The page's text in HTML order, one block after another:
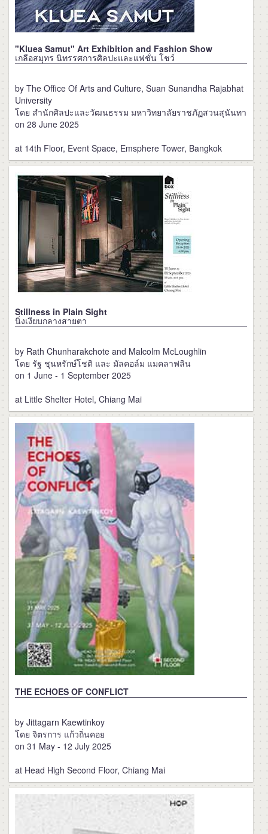
"Kluea Samut" Art Exhibition and Fashion Show
เกลือสมุทร นิทรรศการศิลปะและแฟชั่น โชว์
by The Office Of Arts and Culture, Suan Sunandha Rajabhat
University
โดย สำนักศิลปะและวัฒนธรรม มหาวิทยาลัยราชภัฏสวนสุนันทา
on 28 June 2025
at 14th Floor, Event Space, Emsphere Tower, Bangkok
Stillness in Plain Sight
นิ่งเงียบกลางสายตา
by Rath Chunharakchote and Malcolm McLoughlin
โดย รัฐ ชุนหรักษ์โชติ และ มัลคอล์ม แมคลาฟลิน
on 1 June - 1 September 2025
at Little Shelter Hotel, Chiang Mai
THE ECHOES OF CONFLICT
by Jittagarn Kaewtinkoy
โดย จิตรการ แก้วถิ่นคอย
on 31 May - 12 July 2025
at Head High Second Floor, Chiang Mai